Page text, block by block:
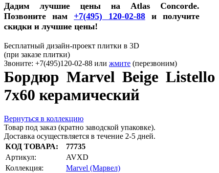
Дадим лучшие цены на Atlas Concorde.
Позвоните нам +7(495) 120-02-88 и получите
скидки и лучшие цены!
Бесплатный дизайн-проект плитки в 3D
(при заказе плитки)
Звоните: +7(495)120-02-88 или жмите (перезвоним)
Бордюр Marvel Beige Listello
7x60 керамический
Вернуться в коллекцию
Товар под заказ (кратно заводской упаковке).
Доставка осуществляется в течение 2-5 дней.
КОД ТОВАРА:
77735
Артикул:
AVXD
Коллекция:
Marvel (Марвел)